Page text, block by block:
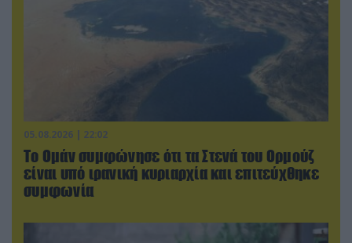
05.08.2026 | 22:02
Το Ομάν συμφώνησε ότι τα Στενά του Ορμούζ
είναι υπό ιρανική κυριαρχία και επιτεύχθηκε
συμφωνία